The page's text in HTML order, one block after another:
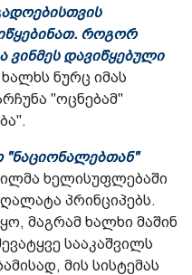
როგორ
ვინმეს დავიწყებული
ნურც იმას
"ოცნებამ"
"ნაციონალებთან"
ხელისუფლებაში
პრინციპებს.
მაგრამ ხალხი მაშინ
სააკაშვილს
მის სისტემას